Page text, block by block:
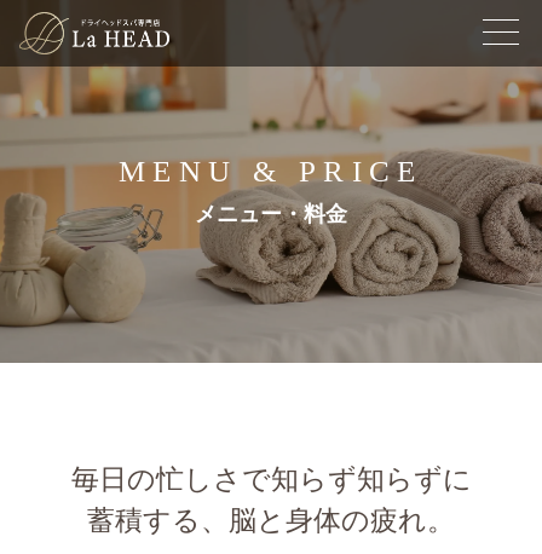
メニュー・料金
MENU & PRICE
毎日の忙しさで知らず知らずに
蓄積する、脳と身体の疲れ。